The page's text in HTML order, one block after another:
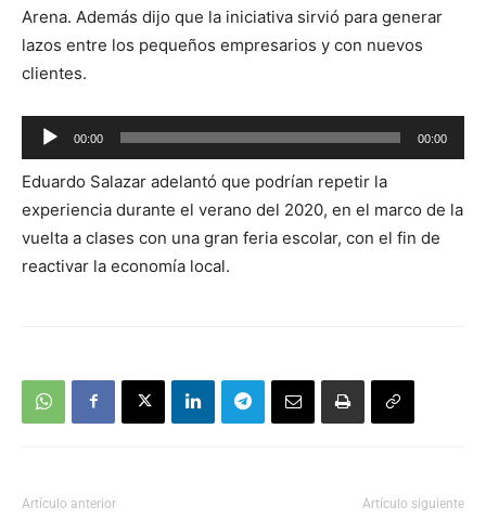
Arena. Además dijo que la iniciativa sirvió para generar
lazos entre los pequeños empresarios y con nuevos
clientes.
Reproductor
de
audio
00:00 00:00
Eduardo Salazar adelantó que podrían repetir la
experiencia durante el verano del 2020, en el marco de la
vuelta a clases con una gran feria escolar, con el fin de
reactivar la economía local.
Artículo anterior Artículo siguiente